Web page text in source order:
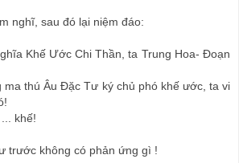
nghĩ, sau đó lại niệm đáo:
Khế Ước Chi Thần, ta Trung Hoa- Đoạn
ma thú Âu Đặc Tư ký chủ phó khế ước, ta vi
khế!
trước không có phản ứng gì !